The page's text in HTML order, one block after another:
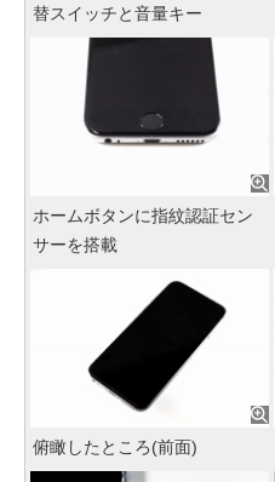
替スイッチと音量キー
ホームボタンに指紋認証セン
サーを搭載
俯瞰したところ(前面)